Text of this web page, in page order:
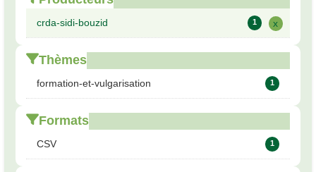
crda-sidi-bouzid 1 x
Thèmes
formation-et-vulgarisation 1
Formats
CSV 1